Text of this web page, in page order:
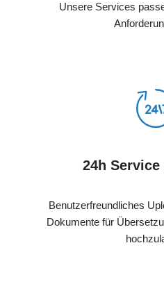
Unsere Services
24h
Benutzerfreundliches
Dokumente für